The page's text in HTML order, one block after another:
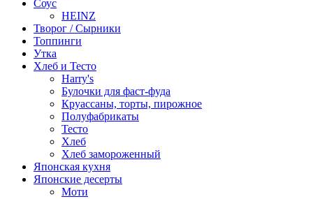
Соус
HEINZ
Творог / Сырники
Топпинги
Утка
Хлеб и Тесто
Harry's
Булочки для фаст-фуда
Круассаны, торты, пирожное
Полуфабрикаты
Тесто
Хлеб
Хлеб замороженный
Японская кухня
Японские десерты
Моти